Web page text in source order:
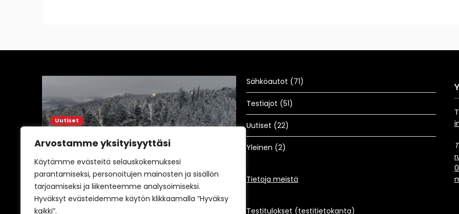
Arvostamme yksityisyyttäsi
Käytämme evästeitä selauskokemuksesi
parantamiseksi, personoitujen mainosten ja sisällön
tarjoamiseksi ja liikenteemme analysoimiseksi.
Hyväksyt evästeidemme käytön klikkaamalla ”Hyväksy
kaikki”.
Uutiset
Vuoden 2025 parhaimmat
Audi A6 e-tron quattro |
Ruben 24.12.2025
Sähköautot (71)
Testiajot (51)
Uutiset (22)
Yleinen (2)
Tietoja meistä
Testitulokset (testitietokanta)